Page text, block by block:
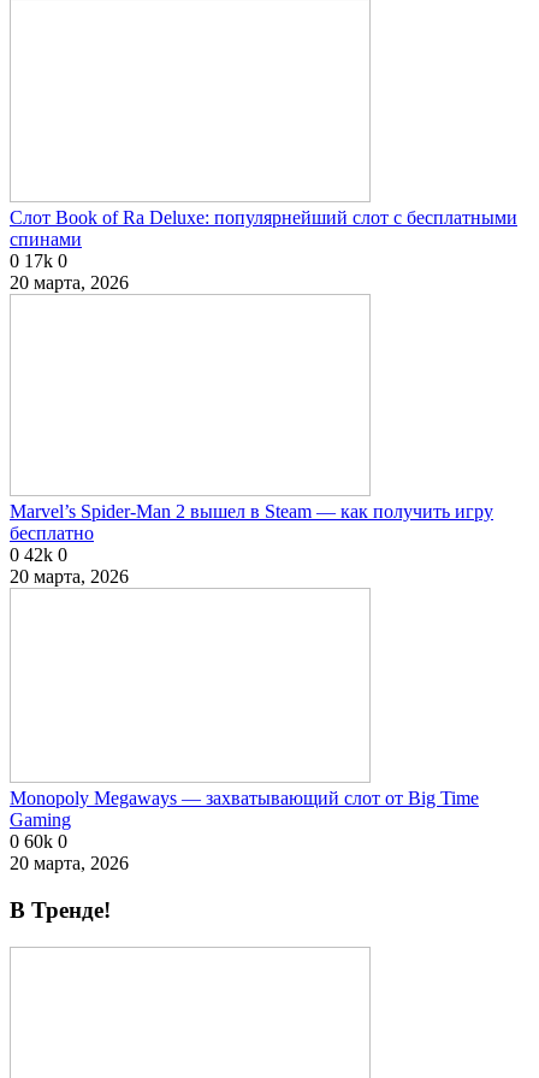
Слот Book of Ra Deluxe: популярнейший слот с бесплатными
спинами
0 17k 0
20 марта, 2026
Marvel’s Spider-Man 2 вышел в Steam — как получить игру
бесплатно
0 42k 0
20 марта, 2026
Monopoly Megaways — захватывающий слот от Big Time
Gaming
0 60k 0
20 марта, 2026
В Тренде!